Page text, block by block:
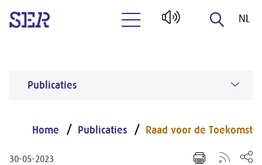
NL
Publicaties
Home Publicaties Raad voor de Toekomst
30-05-2023